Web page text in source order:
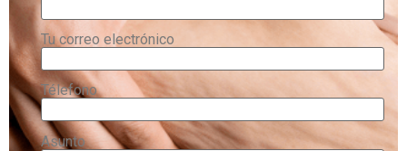
Tu correo electrónico
Télefono
Asunto